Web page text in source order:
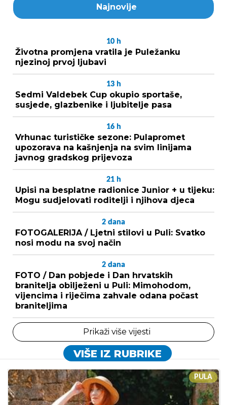
Najnovije
10 h
Životna promjena vratila je Puležanku
njezinoj prvoj ljubavi
13 h
Sedmi Valdebek Cup okupio sportaše,
susjede, glazbenike i ljubitelje pasa
16 h
Vrhunac turističke sezone: Pulapromet
upozorava na kašnjenja na svim linijama
javnog gradskog prijevoza
21 h
Upisi na besplatne radionice Junior + u tijeku:
Mogu sudjelovati roditelji i njihova djeca
2 dana
FOTOGALERIJA / Ljetni stilovi u Puli: Svatko
nosi modu na svoj način
2 dana
FOTO / Dan pobjede i Dan hrvatskih
branitelja obilježeni u Puli: Mimohodom,
vijencima i riječima zahvale odana počast
braniteljima
Prikaži više vijesti
VIŠE IZ RUBRIKE
PULA